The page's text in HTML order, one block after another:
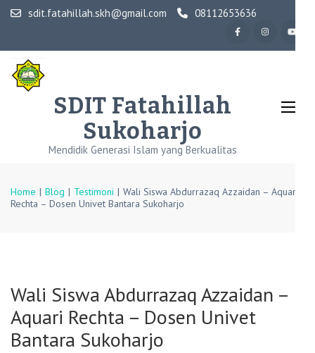
Skip
content
(Press
Enter)
sdit.fatahillah.skh@gmail.com 08112653636
SDIT Fatahillah
Sukoharjo
Mendidik Generasi Islam yang Berkualitas
Home | Blog | Testimoni | Wali Siswa Abdurrazaq Azzaidan – Aquari
Rechta – Dosen Univet Bantara Sukoharjo
Wali Siswa Abdurrazaq Azzaidan –
Aquari Rechta – Dosen Univet
Bantara Sukoharjo